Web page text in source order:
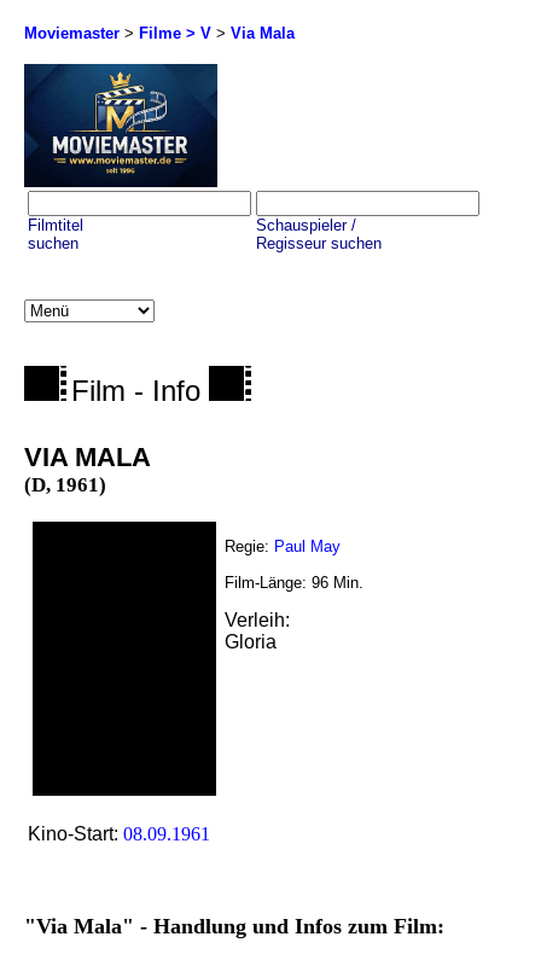
Moviemaster > Filme > V > Via Mala
Filmtitel
suchen
Schauspieler /
Regisseur suchen
Film - Info
VIA MALA
(D, 1961)
Regie: Paul May
Film-Länge: 96 Min.
Verleih:
Gloria
Kino-Start: 08.09.1961
"Via Mala" - Handlung und Infos zum Film: